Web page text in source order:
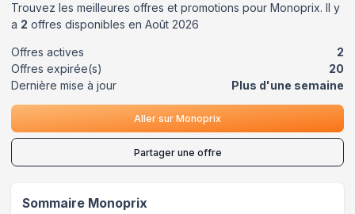
Trouvez les meilleures offres et promotions pour Monoprix. Il y
a 2 offres disponibles en Août 2026
Offres actives
2
Offres expirée(s)
20
Dernière mise à jour
Plus d'une semaine
Aller sur Monoprix
Partager une offre
Sommaire Monoprix